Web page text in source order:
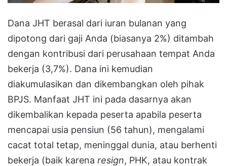
Dana JHT berasal dari iuran bulanan yang
dipotong dari gaji Anda (biasanya 2%) ditambah
dengan kontribusi dari perusahaan tempat Anda
bekerja (3,7%). Dana ini kemudian
diakumulasikan dan dikembangkan oleh pihak
BPJS. Manfaat JHT ini pada dasarnya akan
dikembalikan kepada peserta apabila peserta
mencapai usia pensiun (56 tahun), mengalami
cacat total tetap, meninggal dunia, atau berhenti
bekerja (baik karena resign, PHK, atau kontrak